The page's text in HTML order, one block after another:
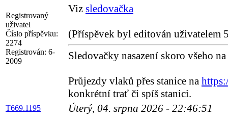
Registrovaný
uživatel
Číslo příspěvku:
2274
Registrován: 6-
2009
Viz sledovačka
(Příspěvek byl editován uživatelem
Sledovačky nasazení skoro všeho na
Průjezdy vlaků přes stanice na
konkrétní trať či spíš stanici.
T669.1195 Úterý, 04. srpna 2026 - 22:46:51